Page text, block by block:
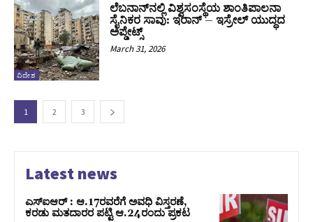
ವಿದೇಶ
ಲೆಬನಾನ್‌ನಲ್ಲಿ ವಿಶ್ವಸಂಸ್ಥೆಯ ಶಾಂತಿಪಾಲನಾ
ಸೈನಿಕರ ಸಾವು: ಇರಾನ್‌ – ಇಸ್ರೇಲ್‌ ಯುದ್ಧದ
ಅಪ್ಡೇಟ್ಸ್‌
March 31, 2026
1 2 3
Latest news
ಎಸ್‌ಐಆರ್‌ : ಆ.17ರವರೆಗೆ ಅವಧಿ ವಿಸ್ತರಣೆ,
ಕರಡು ಮತದಾರರ ಪಟ್ಟಿ ಆ.24ರಂದು ಪ್ರಕಟ